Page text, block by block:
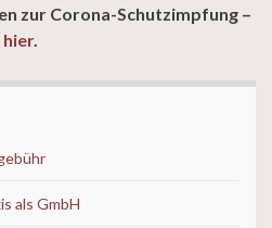
zur Corona-Schutzimpfung –
hier.
als GmbH